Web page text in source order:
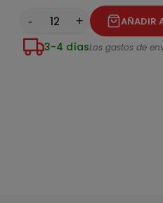
- + AÑADIR
3-4 díasLos gastos de